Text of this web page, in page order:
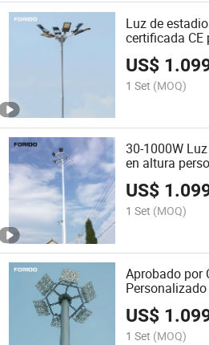
Luz de
certificada CE
US$
1 Set (MOQ)
30-1000W
en altura
US$
1 Set (MOQ)
Aprobado por
Mast Light
US$
1 Set (MOQ)